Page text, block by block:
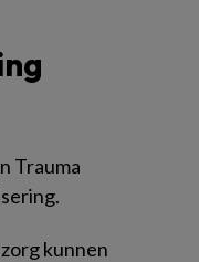
Trauma
kunnen